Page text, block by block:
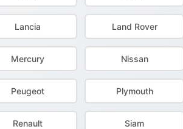
Lancia Land Rover
Mercury Nissan
Peugeot Plymouth
Renault Siam